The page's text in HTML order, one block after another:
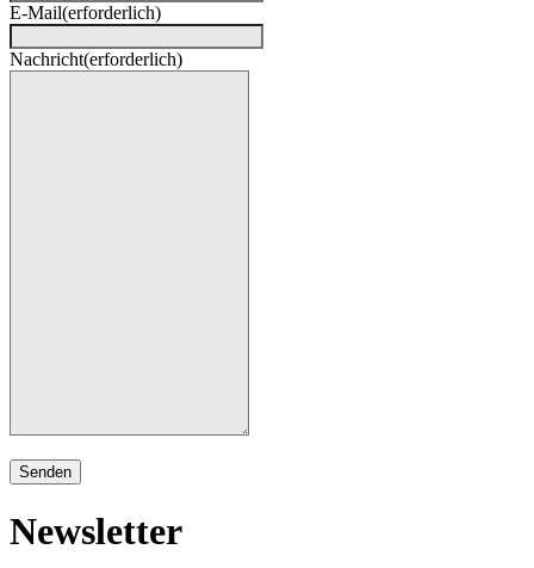
E-Mail(erforderlich)
Nachricht(erforderlich)
Senden
Newsletter